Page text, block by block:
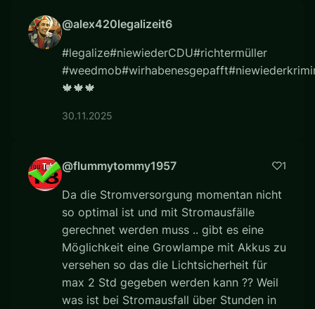
@alex420legalizeit6
#legalize#niewiederCDU#richtermüller
🍁🍁🍁
30.11.2025
@flummytommy1957 1
Da die Stromversorgung momentan nicht
so optimal ist und mit Stromausfälle
gerechnet werden muss .. gibt es eine
Möglichkeit eine Growlampe mit Akkus zu
versehen so das die Lichtsicherheit für
max 2 Std gegeben werden kann ?? Weil
was ist bei Stromausfall über Stunden in